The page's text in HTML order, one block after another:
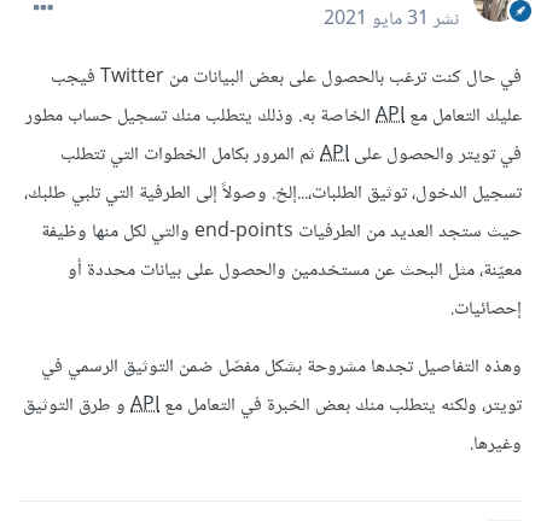
نشر31 مايو 2021
في حال كنت ترغب بالحصول على بعض البيانات من Twitter فيجب
عليك التعامل معAPIالخاصة به. وذلك يتطلب منك تسجيل حساب مطور
في تويتر والحصول علىAPIثم المرور بكامل الخطوات التي تتطلب
تسجيل الدخول، توثيق الطلبات،...إلخ. وصولاً إلى الطرفية التي تلبي طلبك،
حيث ستجد العديد من الطرفيات end-points والتي لكل منها وظيفة
معيّنة، مثل البحث عن مستخدمين والحصول على بيانات محددة أو
إحصائيات.
وهذه التفاصيل تجدها مشروحة بشكل مفصّل ضمن التوثيق الرسمي في
تويتر، ولكنه يتطلب منك بعض الخبرة في التعامل معAPIو طرق التوثيق
وغيرها.